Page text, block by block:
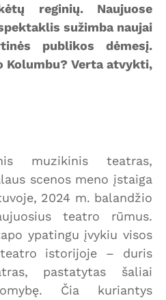
reginių. Naujuose
sužimba naujai
publikos dėmesį.
Kolumbu? Verta atvykti,
muzikinis teatras,
scenos meno įstaiga
2024 m. balandžio
teatro rūmus.
ypatingu įvykiu visos
istorijoje – duris
pastatytas šaliai
Čia kuriantys